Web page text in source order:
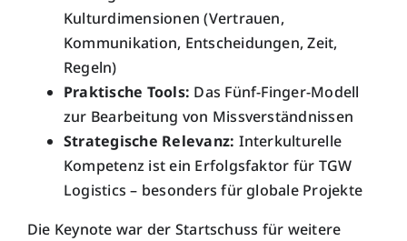
Kulturdimensionen (Vertrauen,
Kommunikation, Entscheidungen, Zeit,
Regeln)
Praktische Tools: Das Fünf-Finger-Modell
zur Bearbeitung von Missverständnissen
Strategische Relevanz: Interkulturelle
Kompetenz ist ein Erfolgsfaktor für TGW
Logistics – besonders für globale Projekte
Die Keynote war der Startschuss für weitere